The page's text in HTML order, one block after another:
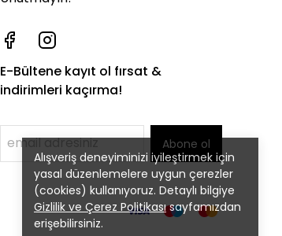
Alışveriş deneyiminizi iyileştirmek için
yasal düzenlemelere uygun çerezler
(cookies) kullanıyoruz. Detaylı bilgiye
Gizlilik ve Çerez Politikasısayfamızdan
erişebilirsiniz.
E-Bültene kayıt ol fırsat &
indirimleri kaçırma!
Abone ol